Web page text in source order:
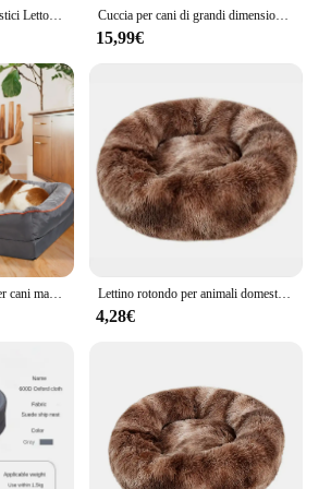
Divano per animali domestici Letto per dormire Letto per cani di grandi dimensioni Casa per gatti Divano per cani di grande spazio Tappetino per dormire Cuscino per cani caldo invernale Cuccia per cani di grandi dimensioni Calda casa invernale per cani Tappetino staccabile Lavabile Letto per cani Nido Tenda per sonno profondo per cani di taglia media
15,99€
L XL 2XL 3XL cuccia per cani materassino per animali domestici in schiuma ortopedica Super morbida con cuscino imbottito in cotone e copertura rimovibile Lettino rotondo per animali domestici da 40-90cm per letto per cani di grandi dimensioni letto per gatti Super morbido casa per cani lunga in peluche per cani di taglia media inverno caldo sonno
4,28€